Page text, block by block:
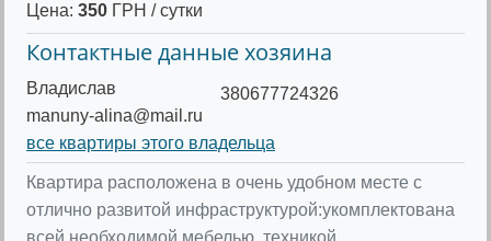
Цена: 350 ГРН / сутки
Контактные данные хозяина
Владислав
manuny-alina@mail.ru
380677724326
все квартиры этого владельца
Квартира расположена в очень удобном месте с
отлично развитой инфраструктурой:укомплектована
всей необходимой мебелью, техникой,